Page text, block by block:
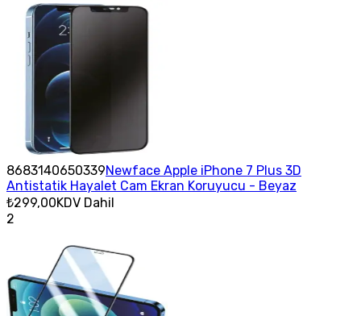
8683140650339Newface Apple iPhone 7 Plus 3D
Antistatik Hayalet Cam Ekran Koruyucu - Beyaz
₺299,00KDV Dahil
2